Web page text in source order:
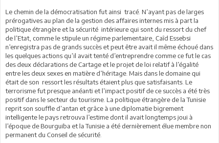
Le chemin de la démocratisation fut ainsi tracé. N’ayant pas de larges
prérogatives au plan de la gestion des affaires internes mis à part la
politique étrangère et la sécurité intérieure qui sont du ressort du chef
de l’Etat, comme le stipule un régime parlementaire, Caîd Essebsi
n’enregistra pas de grands succès et peut être avait il même échoué dans
les quelques actions qu’il avait tenté d’entreprendre comme ce fut le cas
des deux déclarations de Cartage et le projet de loi relatif à l’égalité
entre les deux sexes en matière d’héritage. Mais dans le domaine qui
était de son ressort les résultats étaient plus que satisfaisants. Le
terrorisme fut presque anéanti et l’impact positif de ce succès a été très
positif dans le secteur du tourisme. La politique étrangère de la Tunisie
reprit son souffle d’antan et grâce à une diplomatie bigrement
intelligente le pays retrouva l’estime dont il avait longtemps joui à
l’époque de Bourguiba et la Tunisie a été dernièrement élue membre non
permanent du Conseil de sécurité.